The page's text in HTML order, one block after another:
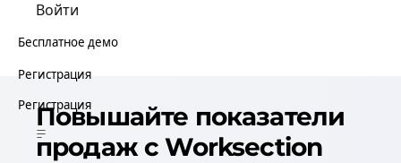
Войти
Бесплатное демо
Регистрация
Регистрация
Повышайте показатели
продаж с Worksection